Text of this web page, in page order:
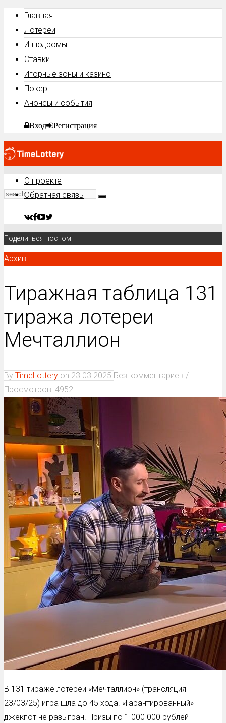
Главная
Лотереи
Ипподромы
Ставки
Игорные зоны и казино
Покер
Анонсы и события
Вход Регистрация
О проекте
Обратная связь
Поделиться постом
Архив
Тиражная таблица 131
тиража лотереи
Мечталлион
By TimeLottery on 23.03.2025 Без комментариев /
Просмотров: 4952
В 131 тираже лотереи «Мечталлион» (трансляция
23/03/25) игра шла до 45 хода. «Гарантированный»
джекпот не разыгран. Призы по 1 000 000 рублей